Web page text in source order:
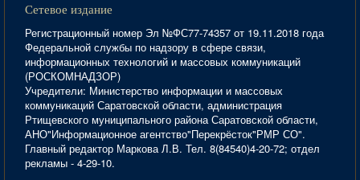
Сетевое издание
Регистрационный номер Эл №ФС77-74357 от 19.11.2018 года
Федеральной службы по надзору в сфере связи,
информационных технологий и массовых коммуникаций
(РОСКОМНАДЗОР)
Учредители: Министерство информации и массовых
коммуникаций Саратовской области, администрация
Ртищевского муниципального района Саратовской области,
АНО"Информационное агентство"Перекрёсток"РМР СО".
Главный редактор Маркова Л.В. Тел. 8(84540)4-20-72; отдел
рекламы - 4-29-10.